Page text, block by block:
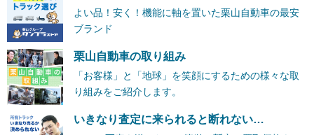
よい品！安く！機能に軸を置いた栗山自動車の最安
ブランド
栗山自動車の取り組み
「お客様」と「地球」を笑顔にするための様々な取
り組みをご紹介します。
いきなり査定に来られると断れない…